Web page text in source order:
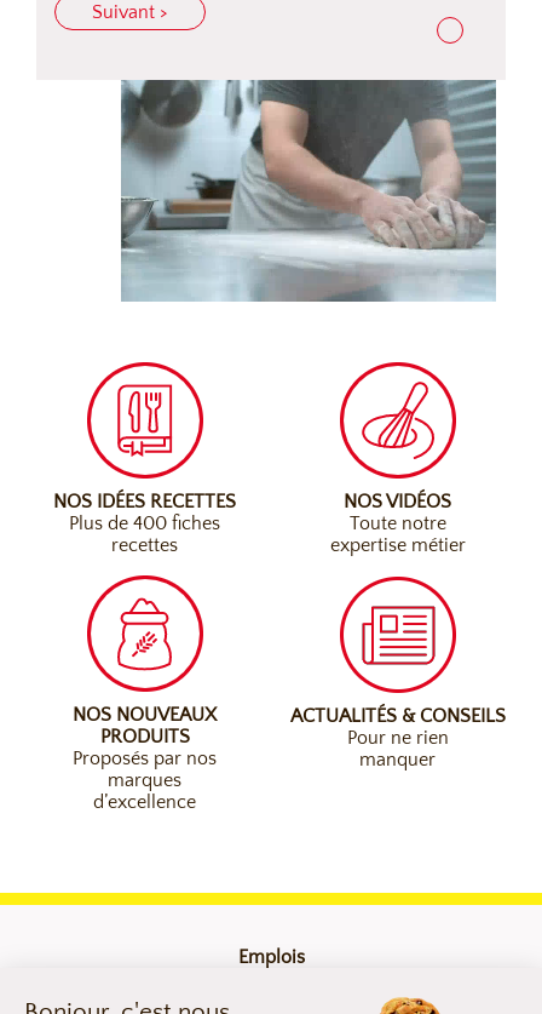
Suivant >
NOS IDÉES RECETTES
Plus de 400 fiches
recettes
NOS VIDÉOS
Toute notre
expertise métier
NOS NOUVEAUX
PRODUITS
Proposés par nos
marques
d’excellence
ACTUALITÉS & CONSEILS
Pour ne rien
manquer
Emplois